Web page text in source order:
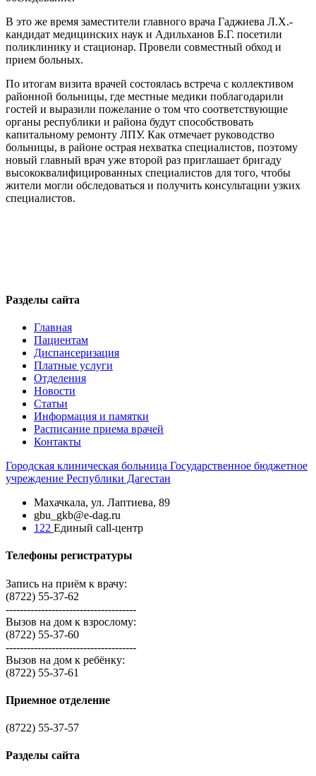
В это же время заместители главного врача Гаджиева Л.Х.-
кандидат медицинских наук и Адильханов Б.Г. посетили
поликлинику и стационар. Провели совместный обход и
прием больных.
По итогам визита врачей состоялась встреча с коллективом
районной больницы, где местные медики поблагодарили
гостей и выразили пожелание о том что соответствующие
органы республики и района будут способствовать
капитальному ремонту ЛПУ. Как отмечает руководство
больницы, в районе острая нехватка специалистов, поэтому
новый главный врач уже второй раз приглашает бригаду
высококвалифицированных специалистов для того, чтобы
жители могли обследоваться и получить консультации узких
специалистов.
Разделы сайта
Главная
Пациентам
Диспансеризация
Платные услуги
Отделения
Новости
Статьи
Информация и памятки
Расписание приема врачей
Контакты
Городская клиническая больница Государственное бюджетное
учреждение Республики Дагестан
Махачкала, ​ул. Лаптиева, 89
gbu_gkb@e-dag.ru
122 Единый call-центр
Телефоны регистратуры
Запись на приём к врачу:
(8722) 55-37-62
-------------------------------------
Вызов на дом к взрослому:
(8722) 55-37-60
-------------------------------------
Вызов на дом к ребёнку:
(8722) 55-37-61
Приемное отделение
(8722) 55-37-57
Разделы сайта